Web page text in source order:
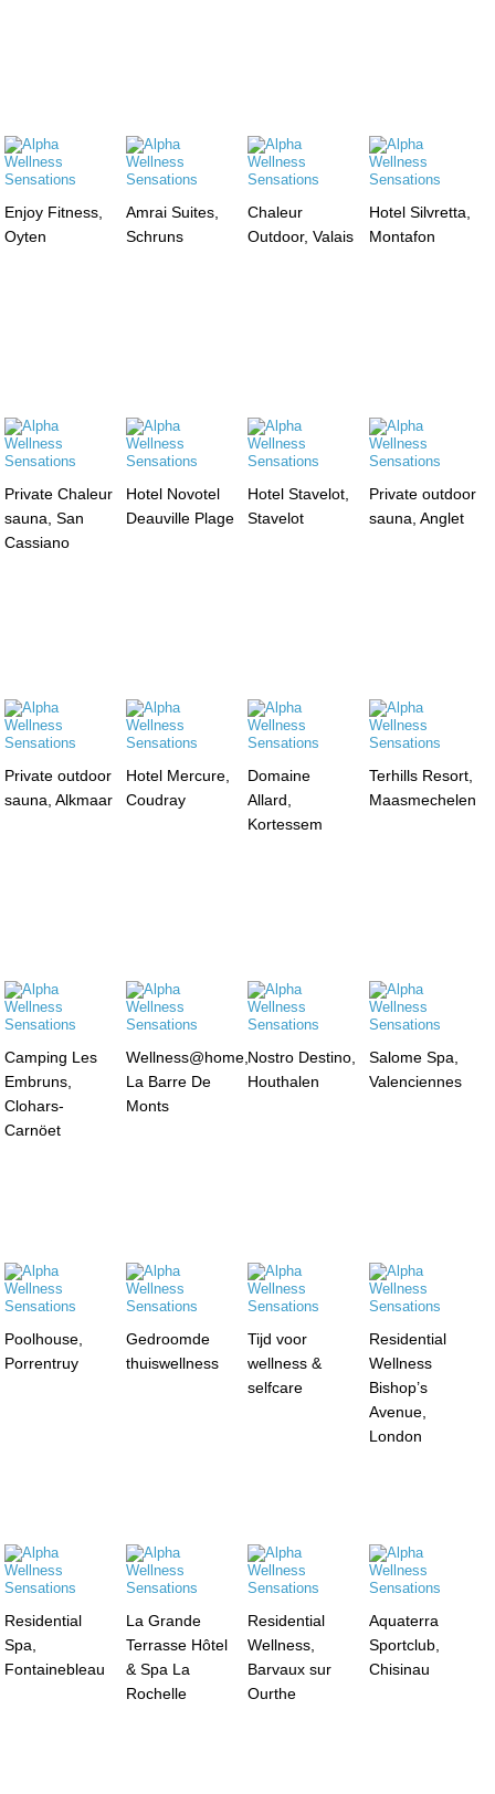
Enjoy Fitness,
Oyten
Amrai Suites,
Schruns
Chaleur
Outdoor, Valais
Hotel Silvretta,
Montafon
Private Chaleur
sauna, San
Cassiano
Hotel Novotel
Deauville Plage
Hotel Stavelot,
Stavelot
Private outdoor
sauna, Anglet
Private outdoor
sauna, Alkmaar
Hotel Mercure,
Coudray
Domaine
Allard,
Kortessem
Terhills Resort,
Maasmechelen
Camping Les
Embruns,
Clohars-
Carnöet
Wellness@home,
La Barre De
Monts
Nostro Destino,
Houthalen
Salome Spa,
Valenciennes
Poolhouse,
Porrentruy
Gedroomde
thuiswellness
Tijd voor
wellness &
selfcare
Residential
Wellness
Bishop’s
Avenue,
London
Residential
Spa,
Fontainebleau
La Grande
Terrasse Hôtel
& Spa La
Rochelle
Residential
Wellness,
Barvaux sur
Ourthe
Aquaterra
Sportclub,
Chisinau